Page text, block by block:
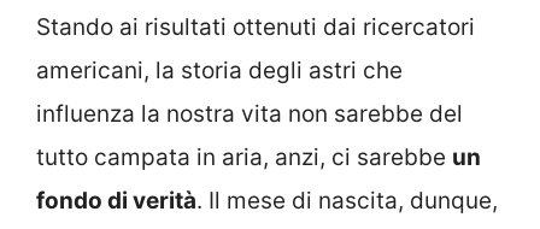
Stando ai risultati ottenuti dai ricercatori
americani, la storia degli astri che
influenza la nostra vita non sarebbe del
tutto campata in aria, anzi, ci sarebbe un
fondo di verità. Il mese di nascita, dunque,